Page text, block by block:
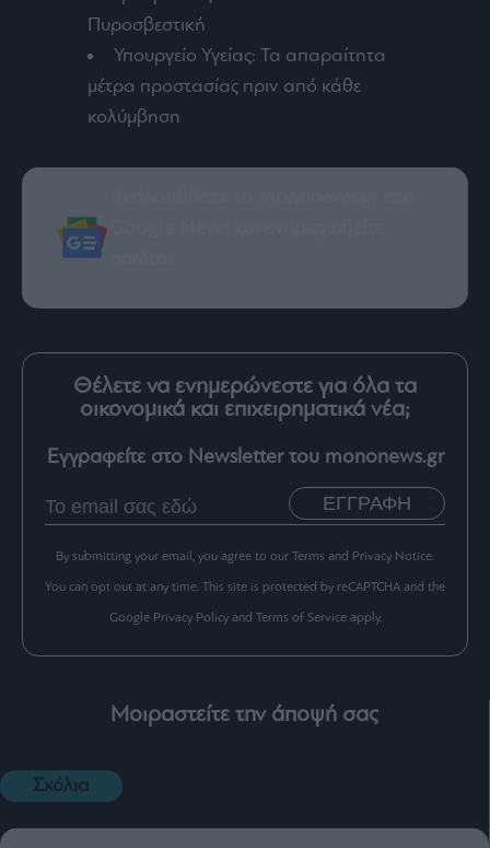
Πυροσβεστική
Υπουργείο Υγείας: Τα απαραίτητα
μέτρα προστασίας πριν από κάθε
κολύμβηση
Θέλετε να ενημερώνεστε για όλα τα
οικονομικά και επιχειρηματικά νέα;
Εγγραφείτε στο Newsletter του mononews.gr
ΕΓΓΡΑΦΗ
By submitting your email, you agree to our Terms and Privacy Notice.
You can opt out at any time. This site is protected by reCAPTCHA and the
Google Privacy Policy and Terms of Service apply.
Μοιραστείτε την άποψή σας
Σχόλια